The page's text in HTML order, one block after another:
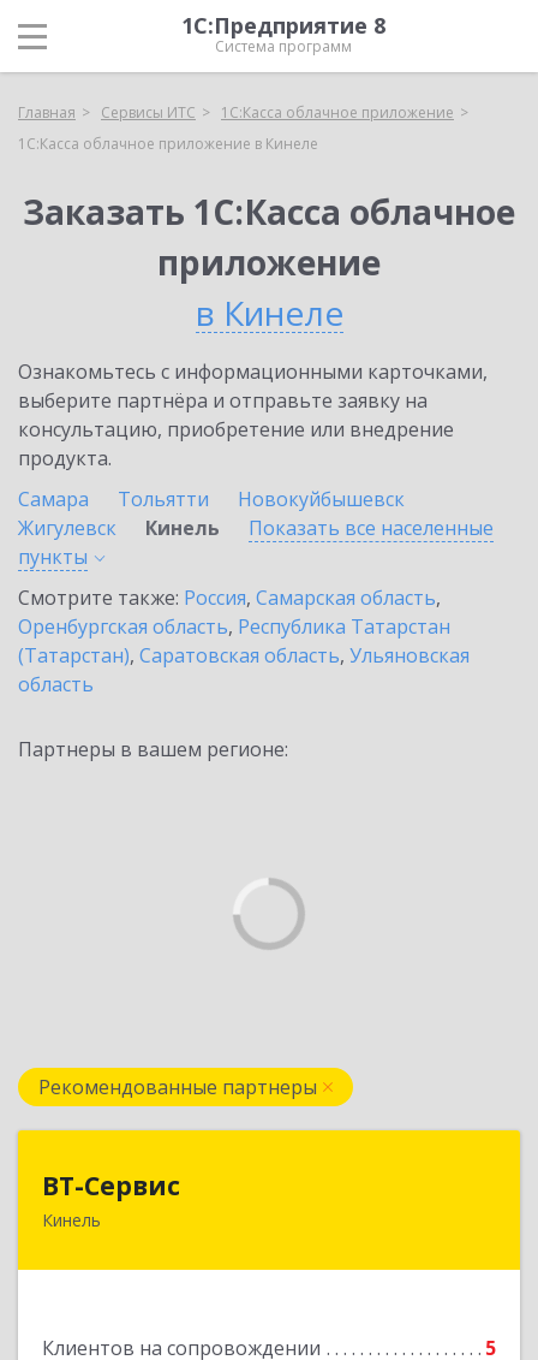
1С:Предприятие 8
Система программ
Главная Сервисы ИТС
1С:Касса облачное приложение
1С:Касса облачное приложение в Кинеле
Заказать 1С:Касса облачное
приложение
в Кинеле
Ознакомьтесь с информационными карточками,
выберите партнёра и отправьте заявку на
консультацию, приобретение или внедрение
продукта.
Самара
Тольятти
Новокуйбышевск
Жигулевск
Кинель
Показать все населенные
пункты
Смотрите также: Россия, Самарская область,
Оренбургская область, Республика Татарстан
(Татарстан), Саратовская область, Ульяновская
область
Партнеры в вашем регионе:
Рекомендованные партнеры
ВТ-Сервис
Кинель
Клиентов на сопровождении 5
446436, Самарская обл, Кинель г, Маяковского